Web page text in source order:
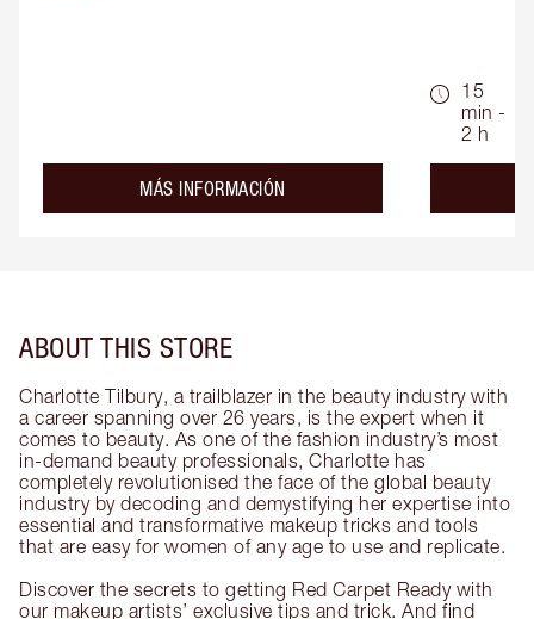
MÁS INFORMACIÓN
15
min -
2 h
ABOUT THIS STORE
Charlotte Tilbury, a trailblazer in the beauty industry with
a career spanning over 26 years, is the expert when it
comes to beauty. As one of the fashion industry’s most
in-demand beauty professionals, Charlotte has
completely revolutionised the face of the global beauty
industry by decoding and demystifying her expertise into
essential and transformative makeup tricks and tools
that are easy for women of any age to use and replicate.
Discover the secrets to getting Red Carpet Ready with
our makeup artists’ exclusive tips and trick. And find